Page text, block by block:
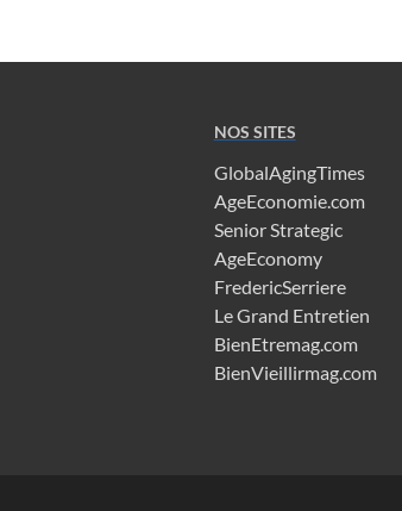
NOS SITES
GlobalAgingTimes
AgeEconomie.com
Senior Strategic
AgeEconomy
FredericSerriere
Le Grand Entretien
BienEtremag.com
BienVieillirmag.com